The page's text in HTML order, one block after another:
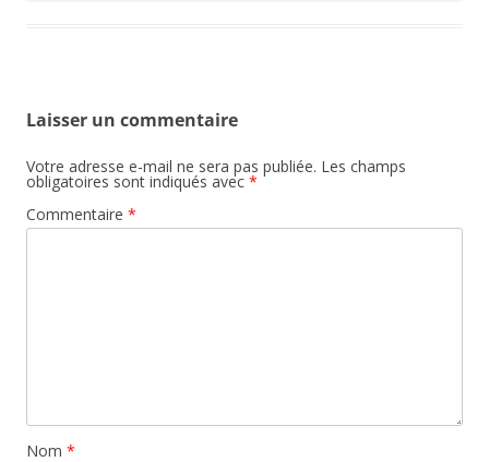
Laisser un commentaire
Votre adresse e-mail ne sera pas publiée. Les champs
obligatoires sont indiqués avec *
Commentaire *
Nom *